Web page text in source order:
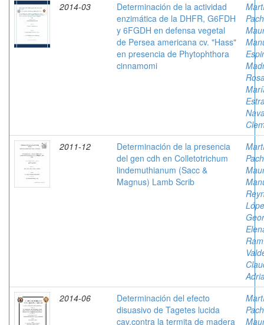
2014-03
Determinación de la actividad
enzimática de la DHFR, G6FDH
y 6FGDH en defensa vegetal
de Persea americana cv. "Hass"
en presencia de Phytophthora
cinnamomi
2011-12
Determinación de la presencia
del gen cdh en Colletotrichum
lindemuthianum (Sacc &
Magnus) Lamb Scrib
2014-06
Determinación del efecto
disuasivo de Tagetes lucida
cav.contra la termita de madera